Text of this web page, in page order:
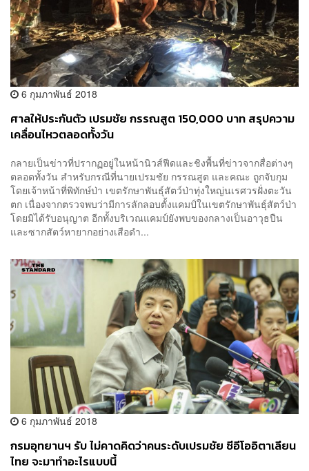
6 กุมภาพันธ์ 2018
ศาลให้ประกันตัว เปรมชัย กรรณสูต 150,000 บาท สรุปความ
เคลื่อนไหวตลอดทั้งวัน
กลายเป็นข่าวที่ปรากฏอยู่ในหน้านิวส์ฟีดและชิงพื้นที่ข่าวจากสื่อต่างๆ
ตลอดทั้งวัน สำหรับกรณีที่นายเปรมชัย กรรณสูต และคณะ ถูกจับกุม
โดยเจ้าหน้าที่พิทักษ์ป่า เขตรักษาพันธุ์สัตว์ป่าทุ่งใหญ่นเรศวรฝั่งตะวัน
ตก เนื่องจากตรวจพบว่ามีการลักลอบตั้งแคมป์ในเขตรักษาพันธุ์สัตว์ป่า
โดยมิได้รับอนุญาต อีกทั้งบริเวณแคมป์ยังพบของกลางเป็นอาวุธปืน
และซากสัตว์หายากอย่างเสือดำ...
6 กุมภาพันธ์ 2018
กรมอุทยานฯ รับ ไม่คาดคิดว่าคนระดับเปรมชัย ซีอีโออิตาเลียน
ไทย จะมาทำอะไรแบบนี้